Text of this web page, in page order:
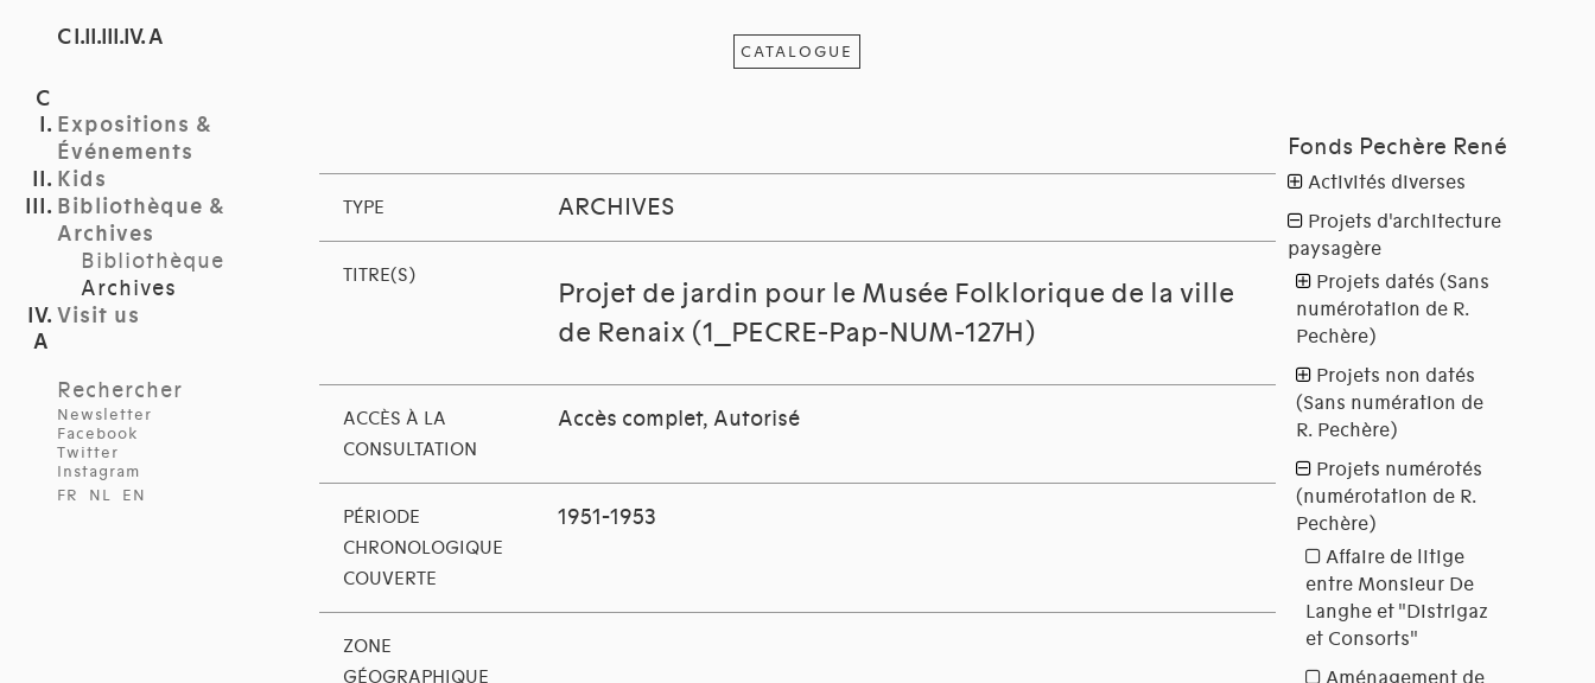
C I.II.III.IV. A
Expositions &
Événements
Kids
Bibliothèque &
Archives
Bibliothèque
Archives
Visit us
Rechercher
Newsletter
Facebook
Twitter
Instagram
FR
NL EN
CATALOGUE
TYPE ARCHIVES
TITRE(S)
Projet de jardin pour le Musée Folklorique de la ville
de Renaix (1_PECRE-Pap-NUM-127H)
ACCÈS À LA
CONSULTATION
Accès complet, Autorisé
PÉRIODE
CHRONOLOGIQUE
COUVERTE
1951-1953
ZONE
GÉOGRAPHIQUE